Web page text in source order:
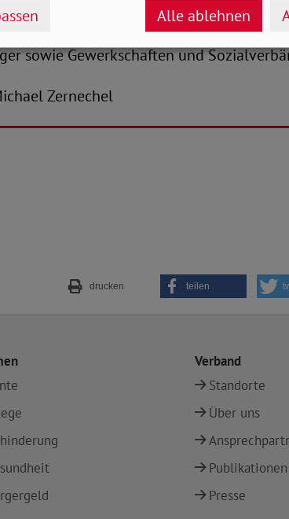
Versorgungsstandards für eine
Krankenkassen, den einschlägigen
sowie Gewerkschaften und
Zernechel
drucken teilen
Verband
Standorte
Über uns
Publikationen
Presse
Alle ablehnen